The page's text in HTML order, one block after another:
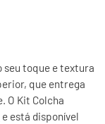
seu toque e textura
que entrega
O Kit Colcha
e está disponível